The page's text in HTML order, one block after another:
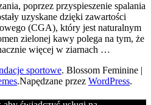
poprzez przyspieszenie spalania
uzyskane dzięki zawartości
(CGA), który jest naturalnym
zielonej kawy polega na tym, że
więcej w ziarnach …
sportowe. Blossom Feminine |
.Napędzane przez WordPress.